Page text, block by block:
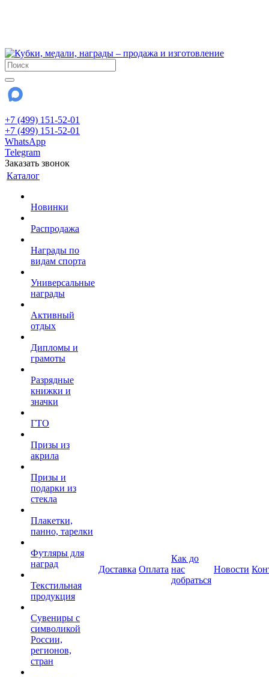
+7 (499) 151-52-01
+7 (499) 151-52-01
WhatsApp
Telegram
Заказать звонок
Каталог
Новинки
Распродажа
Награды по
видам спорта
Универсальные
награды
Активный
отдых
Дипломы и
грамоты
Разрядные
книжки и
значки
ГТО
Призы из
акрила
Призы и
подарки из
стекла
Плакетки,
панно, тарелки
Футляры для
наград
Текстильная
продукция
Сувениры с
символикой
России,
регионов,
стран
Доставка Оплата
Как до
нас
добраться
Новости